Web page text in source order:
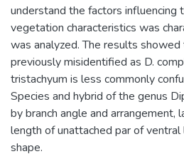
understand the factors influencing
vegetation characteristics was
was analyzed. The results
previously misidentified as D.
tristachyum is less commonly
Species and hybrid of the genus
by branch angle and arrangement,
length of unattached par of
shape.